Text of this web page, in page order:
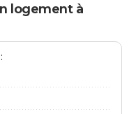
logement à